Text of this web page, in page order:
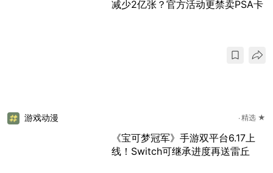
减少2亿张？官方活动更禁卖PSA卡
游戏动漫 精选 ★
《宝可梦冠军》手游双平台6.17上
线！Switch可继承进度再送雷丘